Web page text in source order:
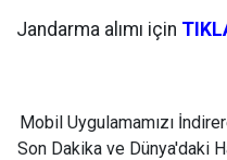
Jandarma alımı için
Mobil Uygulamamızı
Son Dakika ve Dünya'daki